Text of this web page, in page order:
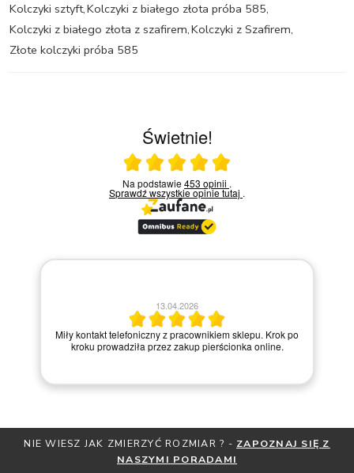
Kolczyki sztyft,Kolczyki z białego złota próba 585,
Kolczyki z białego złota z szafirem,Kolczyki z Szafirem,
Złote kolczyki próba 585
Świetnie!
Ocena średnia 5 na 5
Na podstawie453 opinii .
Sprawdź wszystkie opinietutaj .
30.03.2026
Bardzo dobry kontakt.!!!
NIE WIESZ JAK ZMIERZYĆ ROZMIAR ? - ZAPOZNAJ SIĘ Z
NASZYMI PORADAMI